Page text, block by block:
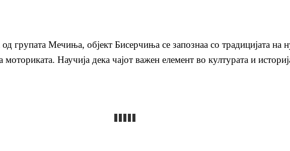
групата Мечиња, објект Бисерчиња се запознаа со традицијата на
моториката. Научија дека чајот важен елемент во културата и